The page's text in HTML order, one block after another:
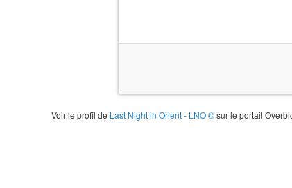
Voir le profil de Last Night in Orient - LNO ©sur le portail